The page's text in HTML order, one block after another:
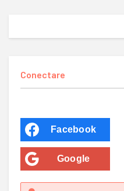
Conectare
Facebook
Google